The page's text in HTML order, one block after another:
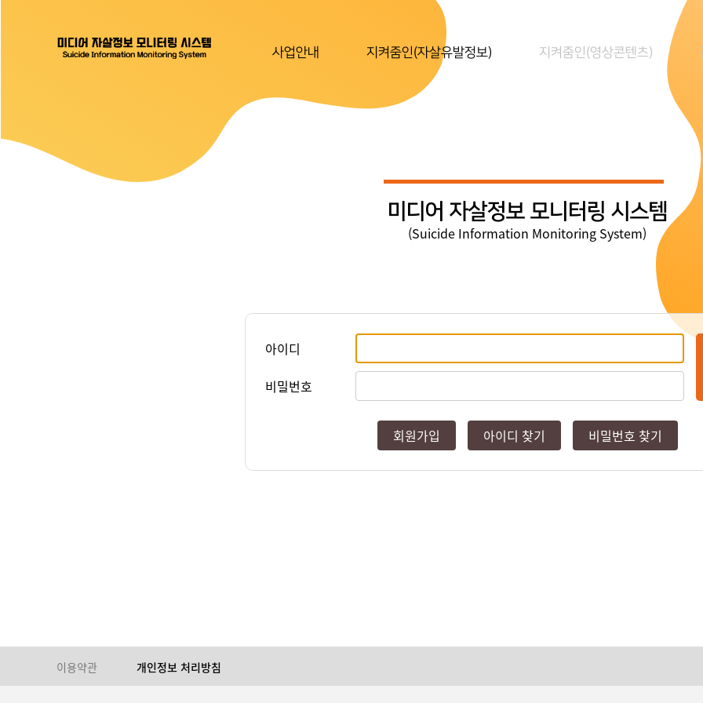
사업안내 지켜줌인(자살유발정보) 지켜줌인(영상콘텐츠)
미디어 자살정보 모니터링 시스템
(Suicide Information Monitoring System)
아이디
비밀번호
회원가입 아이디 찾기 비밀번호 찾기
이용약관 개인정보 처리방침